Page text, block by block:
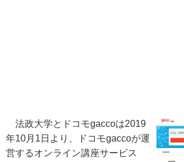
法政大学とドコモgaccoは2019
年10月1日より、ドコモgaccoが運
営するオンライン講座サービス